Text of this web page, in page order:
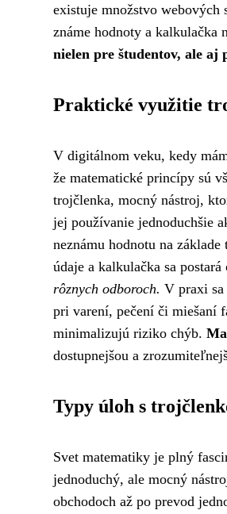
existuje množstvo
známe hodnoty a kalkulačka
nielen pre študentov, ale
Praktické využitie
V digitálnom veku, kedy
že matematické princípy sú
trojčlenka, mocný nástroj,
jej používanie jednoduchšie
neznámu hodnotu na
údaje a kalkulačka sa postará
rôznych odboroch. V praxi sa
pri varení, pečení či miešaní
minimalizujú riziko chýb.
dostupnejšou a
Typy úloh s
Svet matematiky je plný
jednoduchý, ale mocný
obchodoch až po prevod